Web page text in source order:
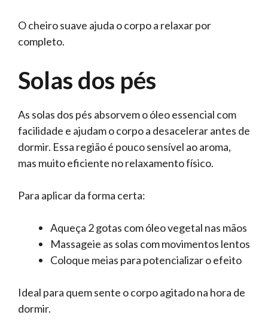
O cheiro suave ajuda o corpo a relaxar por
completo.
Solas dos pés
As solas dos pés absorvem o óleo essencial com
facilidade e ajudam o corpo a desacelerar antes de
dormir. Essa região é pouco sensível ao aroma,
mas muito eficiente no relaxamento físico.
Para aplicar da forma certa:
Aqueça 2 gotas com óleo vegetal nas mãos
Massageie as solas com movimentos lentos
Coloque meias para potencializar o efeito
Ideal para quem sente o corpo agitado na hora de
dormir.